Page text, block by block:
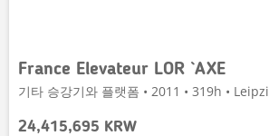
France Elevateur LOR `AXE
기타 승강기와 플랫폼 • 2011 • 319h •
24,415,695 KRW